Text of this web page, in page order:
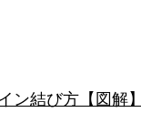
結び方【図解】